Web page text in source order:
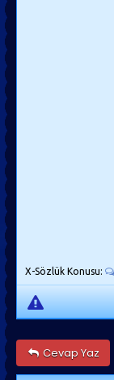
X-Sözlük Konusu:
Cevap Yaz